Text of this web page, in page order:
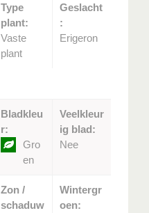
Type
plant:
Vaste
plant
Geslacht
:
Erigeron
Bladkleu
r:
Gro
en
Veelkleur
ig blad:
Nee
Zon /
schaduw
Wintergr
oen: